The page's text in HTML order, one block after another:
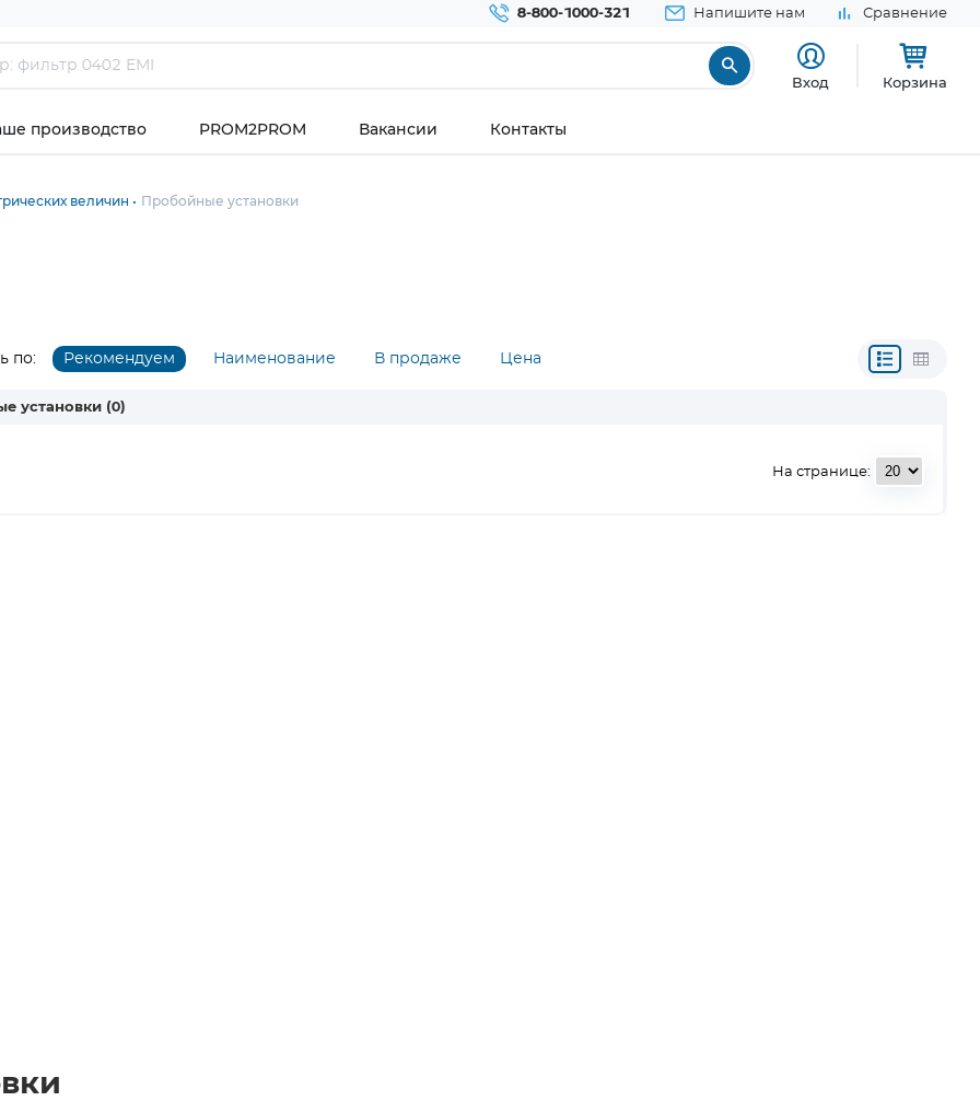
8-800-1000-321 Напишите нам Сравнение
Вход Корзина
производство PROM2PROM Вакансии Контакты
величин Пробойные установки
по: Рекомендуем Наименование В продаже Цена
установки (0)
На странице: